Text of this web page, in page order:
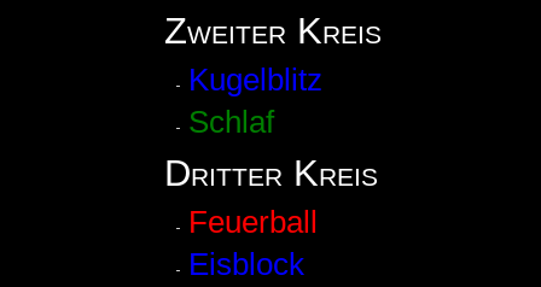
Zweiter Kreis
Kugelblitz
Schlaf
Dritter Kreis
Feuerball
Eisblock